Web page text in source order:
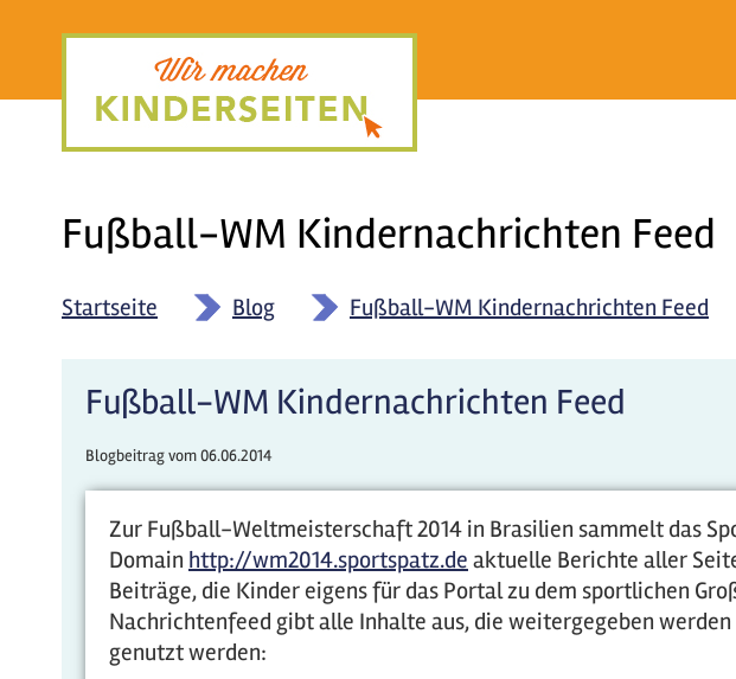
Fußball-WM Kindernachrichten Feed
Startseite » Blog » Fußball-WM Kindernachrichten Feed
Fußball-WM Kindernachrichten Feed
Blogbeitrag vom06.06.2014
Zur Fußball-Weltmeisterschaft 2014 in Brasilien sammelt das
Domain http://wm2014.sportspatz.de aktuelle Berichte aller
Beiträge, die Kinder eigens für das Portal zu dem sportlichen
Nachrichtenfeed gibt alle Inhalte aus, die weitergegeben
genutzt werden: